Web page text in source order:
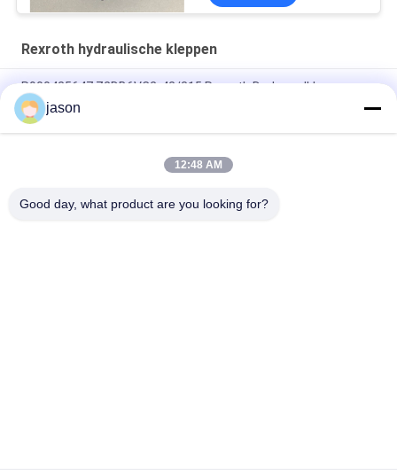
Rexroth hydraulische kleppen
R900425647 Z2DB6VC2-42/315 Rexroth Drukregelklep
R901493886 4WRPEH10C3B100L-3X/M/24A1 Rexroth
4WRPEH-3X Serie Proportioneel Klep
R901382312 4WRPEH6C3B12L-3X/M/24A1 Rexroth 4WRPEH-
jason
12:48 AM
Good day, what product are you looking for?